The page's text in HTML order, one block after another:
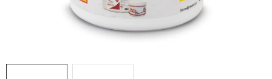
KRYCÍ PLACHTY - CELTY